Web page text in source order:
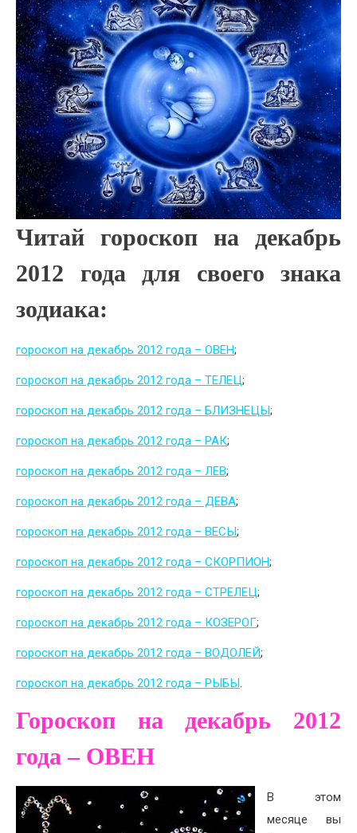
Читай гороскоп на декабрь
2012 года для своего знака
зодиака:
гороскоп на декабрь 2012 года – ОВЕН;
гороскоп на декабрь 2012 года – ТЕЛЕЦ;
гороскоп на декабрь 2012 года – БЛИЗНЕЦЫ;
гороскоп на декабрь 2012 года – РАК;
гороскоп на декабрь 2012 года – ЛЕВ;
гороскоп на декабрь 2012 года – ДЕВА;
гороскоп на декабрь 2012 года – ВЕСЫ;
гороскоп на декабрь 2012 года – СКОРПИОН;
гороскоп на декабрь 2012 года – СТРЕЛЕЦ;
гороскоп на декабрь 2012 года – КОЗЕРОГ;
гороскоп на декабрь 2012 года – ВОДОЛЕЙ;
гороскоп на декабрь 2012 года – РЫБЫ.
Гороскоп на декабрь 2012
года – ОВЕН
В этом
месяце вы